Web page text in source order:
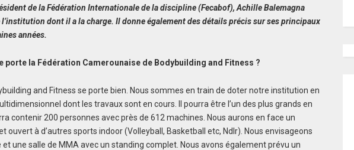
de la Fédération Internationale de la discipline (Fecabof), Achille Balemagna
dont il a la charge. Il donne également des détails précis sur ses principaux
années.
porte la Fédération Camerounaise de Bodybuilding and Fitness ?
and Fitness se porte bien. Nous sommes en train de doter notre institution en
dont les travaux sont en cours. Il pourra être l’un des plus grands en
contenir 200 personnes avec près de 612 machines. Nous aurons en face un
ouvert à d’autres sports indoor (Volleyball, Basketball etc, Ndlr). Nous envisageons
une salle de MMA avec un standing complet. Nous avons également prévu un